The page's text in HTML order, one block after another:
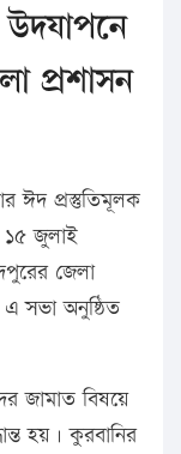
প্রশাসন
ঈদ প্রস্তুতিমূলক
১৫ জুলাই
জেলা
এ সভা অনুষ্ঠিত
জামাত বিষয়ে
হয়। কুরবানির